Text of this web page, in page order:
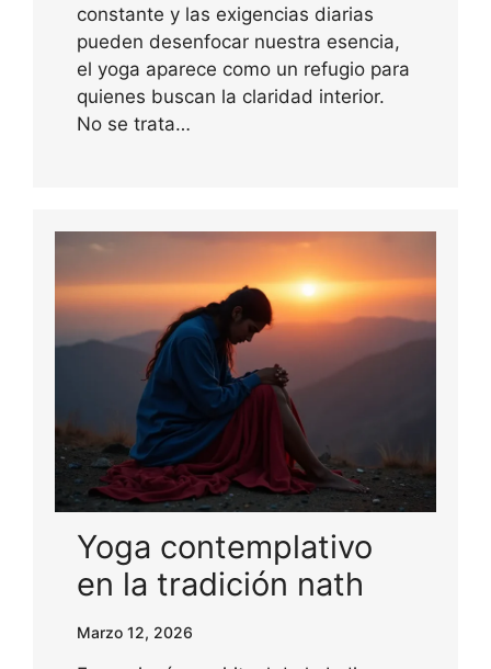
constante y las exigencias diarias
pueden desenfocar nuestra esencia,
el yoga aparece como un refugio para
quienes buscan la claridad interior.
No se trata…
Yoga contemplativo
en la tradición nath
Marzo 12, 2026